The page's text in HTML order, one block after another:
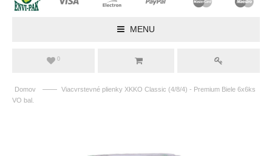
MENU
0
Domov —— Viacvrstevné plienky XKKO Classic (4/8/4) - Premium Biele 6x6ks
VO bal.